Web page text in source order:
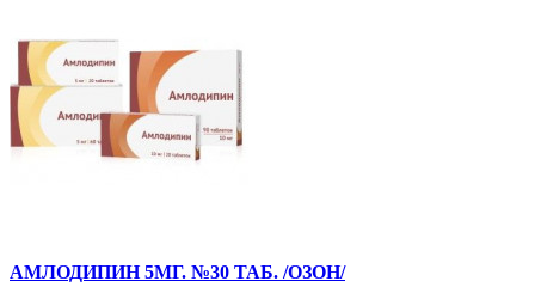
АМЛОДИПИН 5МГ. №30 ТАБ. /ОЗОН/